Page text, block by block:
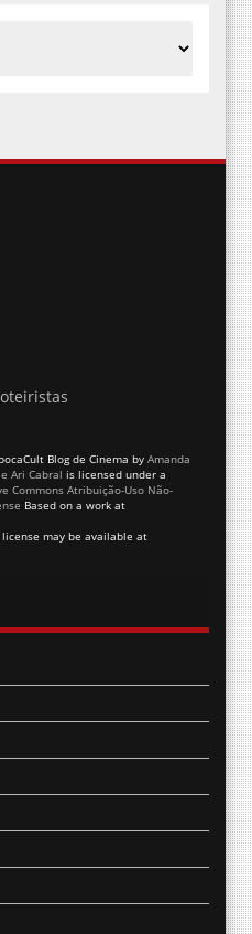
Blog de Cinema by Amanda
Ari Cabral is licensed under a
Commons Atribuição-Uso Não-
Based on a work at
may be available at